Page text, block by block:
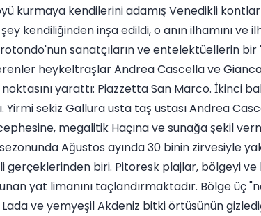
kurmaya kendilerini adamış Venedikli
kendiliğinden inşa edildi, o anın ilhamını ve
sanatçıların ve entelektüellerin bir
heykeltraşlar Andrea Cascella ve
yarattı: Piazzetta San Marco. İkinci
Yirmi sekiz Gallura usta taş ustası Andrea
megalitik Haçına ve sunağa şekil
Ağustos ayında 30 binin zirvesiyle
gerçeklerinden biri. Pitoresk plajlar, bölgeyi
yat limanını taçlandırmaktadır. Bölge üç
ve yemyeşil Akdeniz bitki örtüsünün